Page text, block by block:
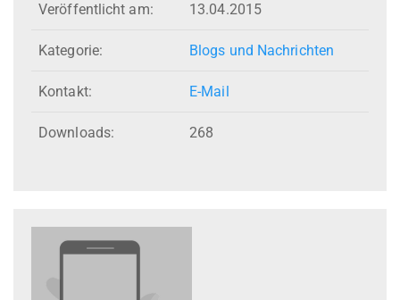
Veröffentlicht am: 13.04.2015
Kategorie: Blogs und Nachrichten
Kontakt: E-Mail
Downloads: 268